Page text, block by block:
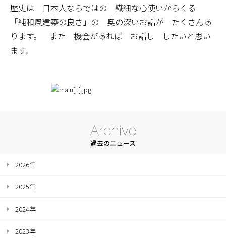
歴史は 日本人ならではの 繊細な心使いからくる
「純和風建築の良さ」の 奥の深いお話が たくさんあ
ります。 また 機会があれば お話し したいと思い
ます。
Archive
過去のニュース
2026年
2025年
2024年
2023年